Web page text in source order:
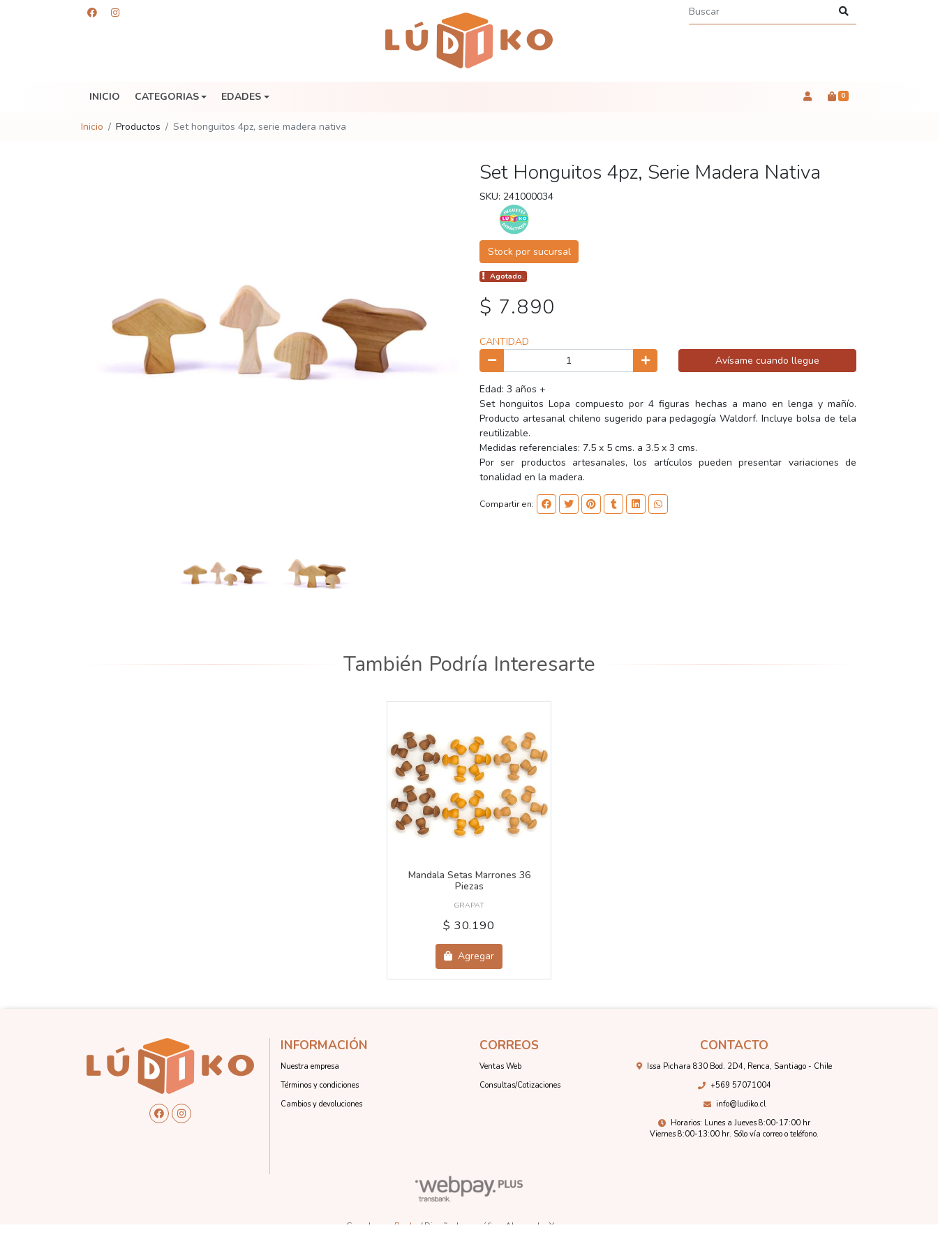
INICIO CATEGORIAS EDADES 0
Inicio Productos Set honguitos 4pz, serie madera nativa
Set Honguitos 4pz, Serie Madera Nativa
SKU: 241000034
Stock por sucursal
Agotado.
$ 7.890
CANTIDAD
Avísame cuando llegue
Edad: 3 años +
Set honguitos Lopa compuesto por 4 figuras hechas a mano en lenga y mañío.
Producto artesanal chileno sugerido para pedagogía Waldorf. Incluye bolsa de tela
reutilizable.
Medidas referenciales: 7.5 x 5 cms. a 3.5 x 3 cms.
Por ser productos artesanales, los artículos pueden presentar variaciones de
tonalidad en la madera.
Compartir en:
También Podría Interesarte
Mandala Setas Marrones 36
Piezas
GRAPAT
$ 30.190
Agregar
INFORMACIÓN
Nuestra empresa
Términos y condiciones
Cambios y devoluciones
CORREOS
Ventas Web
Consultas/Cotizaciones
CONTACTO
Issa Pichara 830 Bod. 2D4, Renca, Santiago - Chile
+569 57071004
info@ludiko.cl
Horarios: Lunes a Jueves 8:00-17:00 hr
Viernes 8:00-13:00 hr. Sólo vía correo o teléfono.
Creado por Bsale / Diseñadora gráfica: Alexandra Youngman